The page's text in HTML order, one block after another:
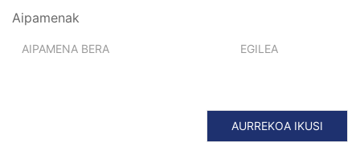
Aipamenak
AIPAMENA BERA EGILEA
AURREKOA IKUSI